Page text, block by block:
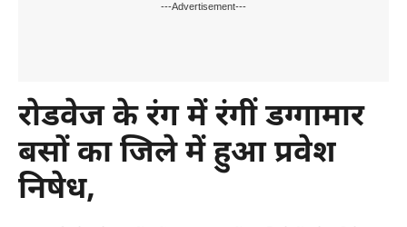
---Advertisement---
रोडवेज के रंग में रंगीं डग्गामार
बसों का जिले में हुआ प्रवेश
निषेध,